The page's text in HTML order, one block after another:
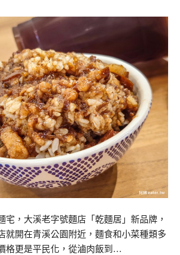
宅，大溪老字號麵店「乾麵居」新品牌，
就開在青溪公園附近，麵食和小菜種類多
格更是平民化，從滷肉飯到…